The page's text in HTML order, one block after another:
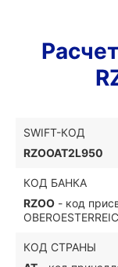
SWIFT-КОД
RZOOAT2L950
КОД БАНКА
RZOO - код
КОД СТРАНЫ